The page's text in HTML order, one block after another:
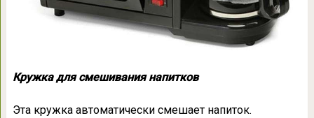
Кружка для смешивания напитков
Эта кружка автоматически смешает напиток.